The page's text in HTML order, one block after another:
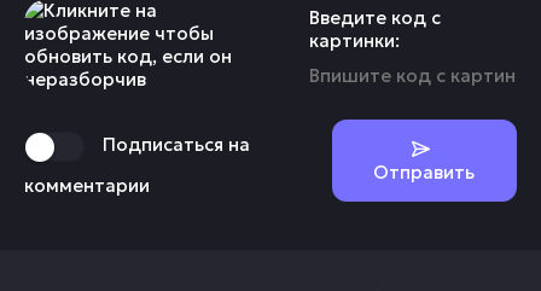
Введите код с
картинки:
Подписаться на
комментарии
Отправить